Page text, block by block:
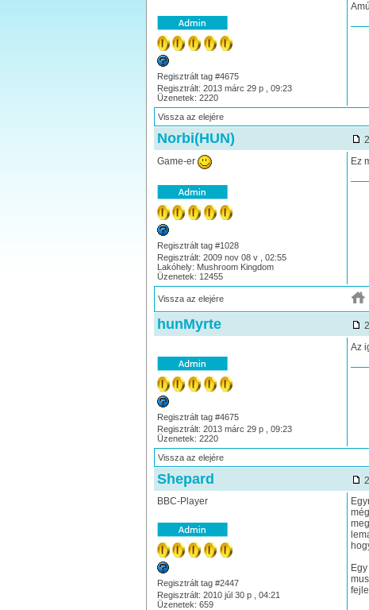
Regisztrált tag #4675
Regisztrált: 2013 márc 29 p , 09:23
Üzenetek: 2220
Vissza az elejére
Norbi(HUN)
Game-er
Regisztrált tag #1028
Regisztrált: 2009 nov 08 v , 02:55
Lakóhely: Mushroom Kingdom
Üzenetek: 12455
Ez
Vissza az elejére
hunMyrte
Regisztrált tag #4675
Regisztrált: 2013 márc 29 p , 09:23
Üzenetek: 2220
Az
Vissza az elejére
Shepard
BBC-Player
Regisztrált tag #2447
Regisztrált: 2010 júl 30 p , 04:21
Üzenetek: 659